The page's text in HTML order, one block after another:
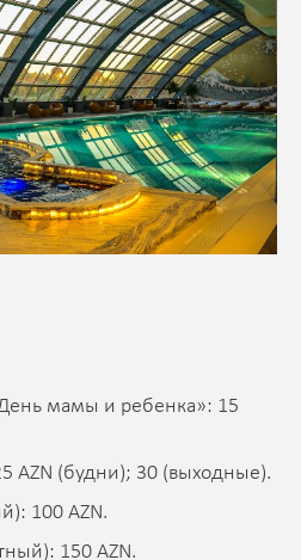
мамы и ребенка»: 15
AZN (будни); 30 (выходные).
100 AZN.
150 AZN.